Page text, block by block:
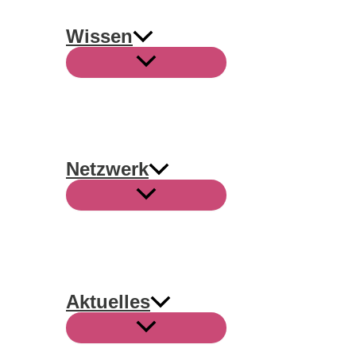
Wissen
Netzwerk
Aktuelles